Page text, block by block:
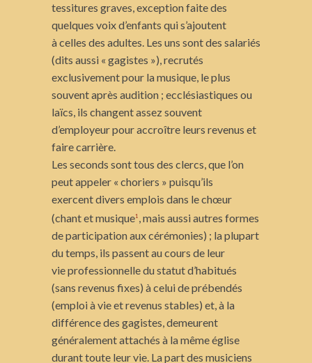
tessitures graves, exception faite des
quelques voix d’enfants qui s’ajoutent
à celles des adultes. Les uns sont des salariés
(dits aussi « gagistes »), recrutés
exclusivement pour la musique, le plus
souvent après audition ; ecclésiastiques ou
laïcs, ils changent assez souvent
d’employeur pour accroître leurs revenus et
faire carrière.
Les seconds sont tous des clercs, que l’on
peut appeler « choriers » puisqu’ils
exercent divers emplois dans le chœur
(chant et musique1 , mais aussi autres formes
de participation aux cérémonies) ; la plupart
du temps, ils passent au cours de leur
vie professionnelle du statut d’habitués
(sans revenus fixes) à celui de prébendés
(emploi à vie et revenus stables) et, à la
différence des gagistes, demeurent
généralement attachés à la même église
durant toute leur vie. La part des musiciens